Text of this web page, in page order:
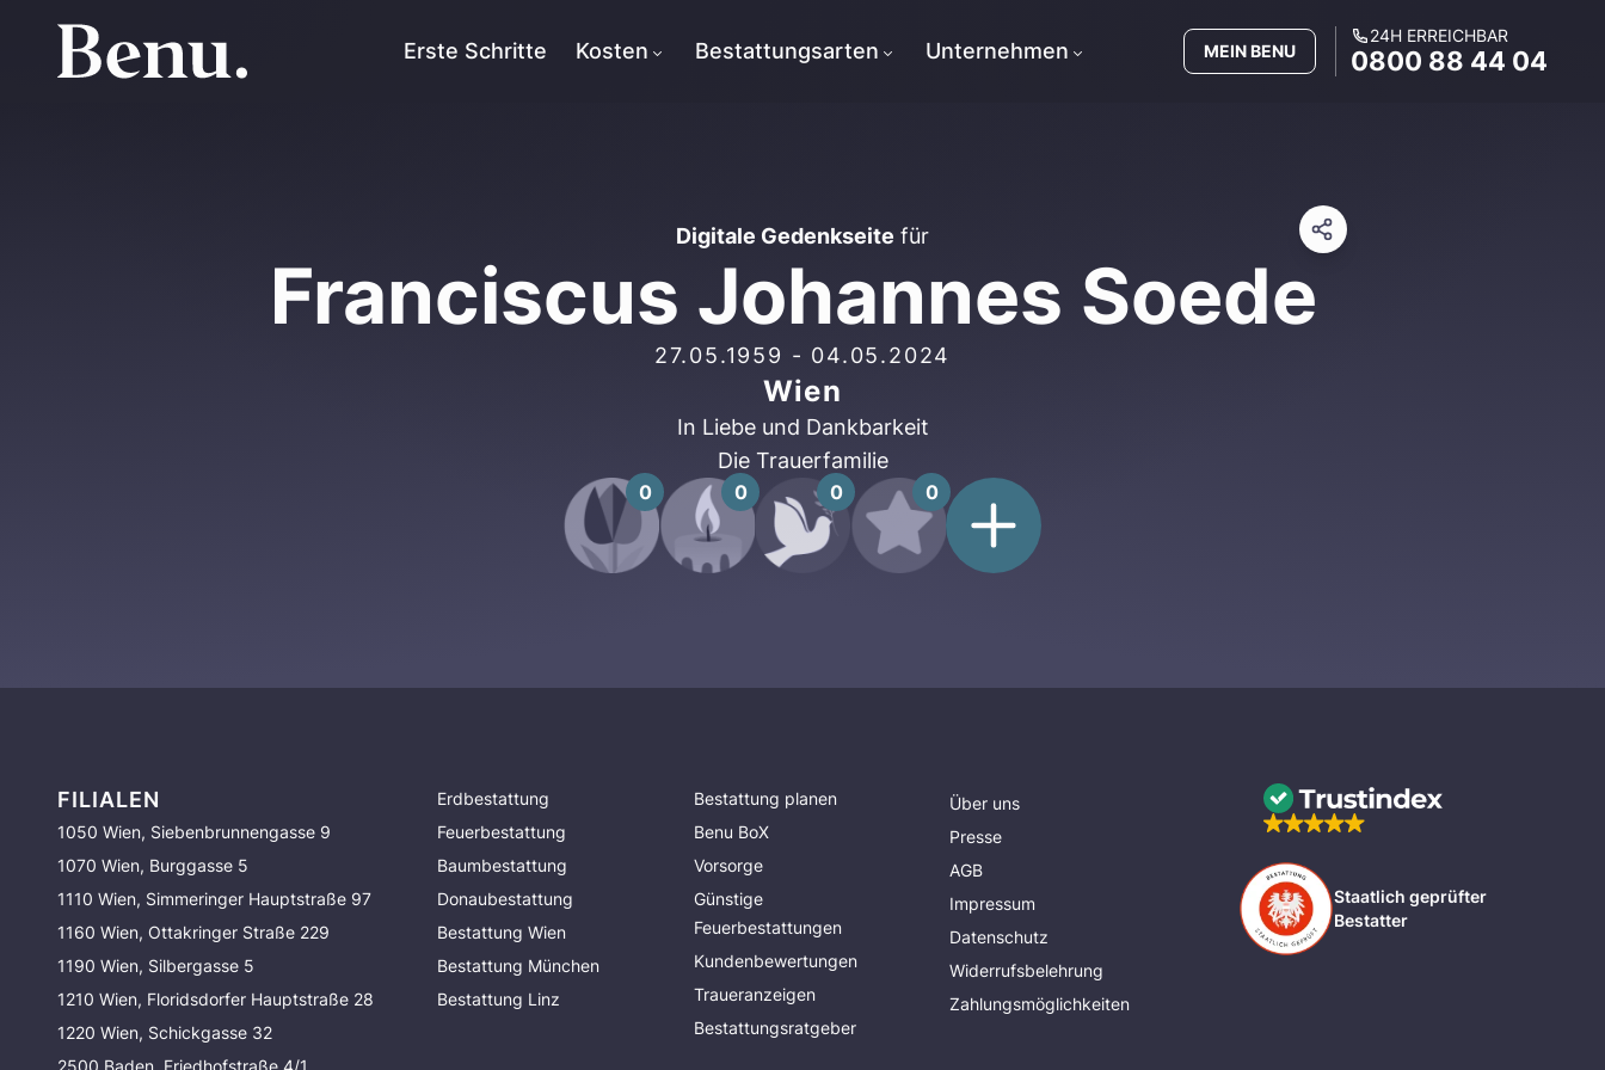
Erste Schritte Kosten Bestattungsarten Unternehmen MEIN BENU
24H ERREICHBAR
0800 88 44 04
Digitale Gedenkseite für
Franciscus Johannes Soede
27.05.1959 - 04.05.2024
Wien
In Liebe und Dankbarkeit
Die Trauerfamilie
0 0 0 0
FILIALEN
1050 Wien, Siebenbrunnengasse 9
1070 Wien, Burggasse 5
1110 Wien, Simmeringer Hauptstraße 97
1160 Wien, Ottakringer Straße 229
1190 Wien, Silbergasse 5
1210 Wien, Floridsdorfer Hauptstraße 28
1220 Wien, Schickgasse 32
2500 Baden, Friedhofstraße 4/1
Erdbestattung
Feuerbestattung
Baumbestattung
Donaubestattung
Bestattung Wien
Bestattung München
Bestattung Linz
Bestattung planen
Benu BoX
Vorsorge
Günstige
Feuerbestattungen
Kundenbewertungen
Traueranzeigen
Bestattungsratgeber
Über uns
Presse
AGB
Impressum
Datenschutz
Widerrufsbelehrung
Zahlungsmöglichkeiten
Staatlich geprüfter
Bestatter